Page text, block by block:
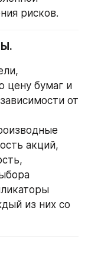
рисков.
цену бумаг и
от
акций,
из них со